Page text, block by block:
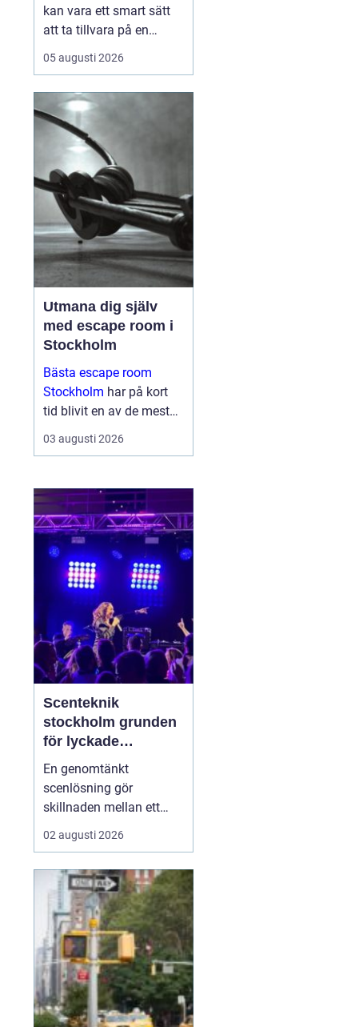
kan vara ett smart sätt
att ta tillvara på en
lägenhet eller villa som
står tom, till exempel
utlandsuppdrag, vid
samboskap eller medan
en ny bostad test...
05 augusti 2026
Utmana dig själv
med escape room i
Stockholm
Bästa escape room
Stockholm har på kort
tid blivit en av de mest
omtyckta aktiviteterna
för vänner, familjer och
något annor...
03 augusti 2026
Scenteknik
stockholm grunden
för lyckade
evenemang
En genomtänkt
scenlösning gör
skillnaden mellan ett
evenemang som känns
trevande och ett som
publiken. När ljud, ljus,
bild och scenbyggnation
samspelar skapas fokus,
energi och trygghet både
för publiken och för dem
på scen. I ...
02 augusti 2026